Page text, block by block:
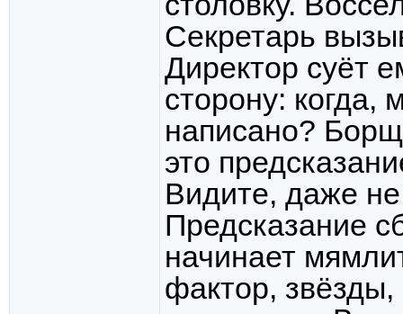
Секретарь
Директор суёт
сторону: когда,
написано?
это
Видите, даже не
Предсказание
начинает
фактор,